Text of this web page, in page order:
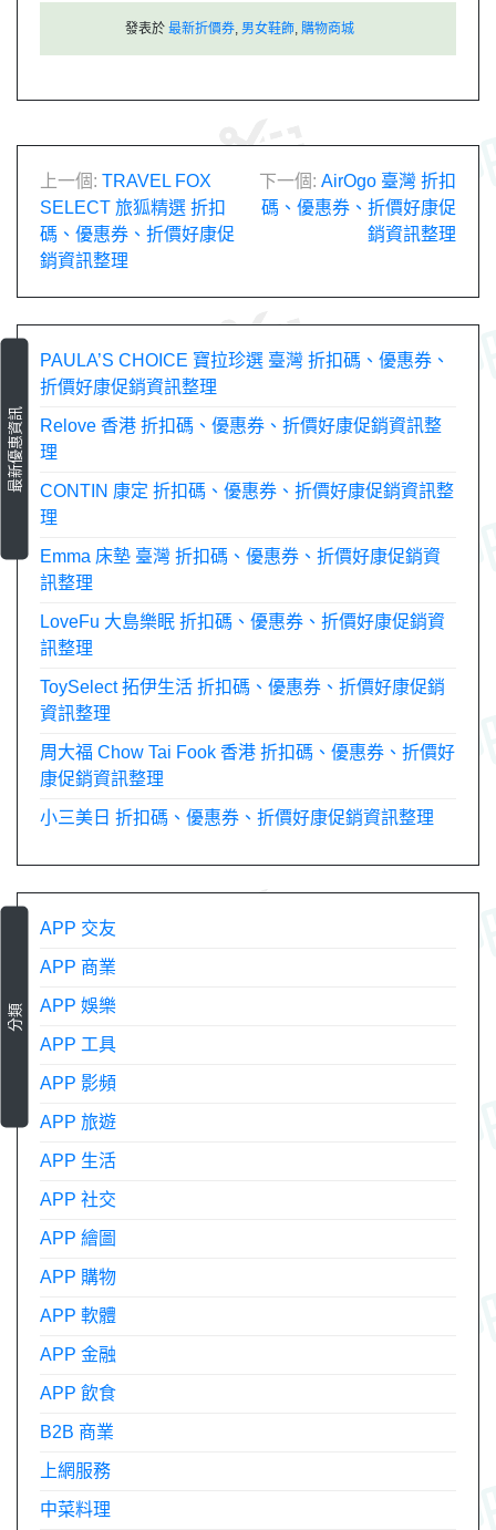
發表於 最新折價券 男女鞋飾 購物商城
文
章
導
覽
上一個: TRAVEL FOX
SELECT 旅狐精選 折扣
碼、優惠券、折價好康促
銷資訊整理
下一個: AirOgo 臺灣 折扣
碼、優惠券、折價好康促
銷資訊整理
最新優惠資訊
PAULA’S CHOICE 寶拉珍選 臺灣 折扣碼、優惠券、
折價好康促銷資訊整理
Relove 香港 折扣碼、優惠券、折價好康促銷資訊整
理
CONTIN 康定 折扣碼、優惠券、折價好康促銷資訊整
理
Emma 床墊 臺灣 折扣碼、優惠券、折價好康促銷資
訊整理
LoveFu 大島樂眠 折扣碼、優惠券、折價好康促銷資
訊整理
ToySelect 拓伊生活 折扣碼、優惠券、折價好康促銷
資訊整理
周大福 Chow Tai Fook 香港 折扣碼、優惠券、折價好
康促銷資訊整理
小三美日 折扣碼、優惠券、折價好康促銷資訊整理
分類
APP 交友
APP 商業
APP 娛樂
APP 工具
APP 影頻
APP 旅遊
APP 生活
APP 社交
APP 繪圖
APP 購物
APP 軟體
APP 金融
APP 飲食
B2B 商業
上網服務
中菜料理